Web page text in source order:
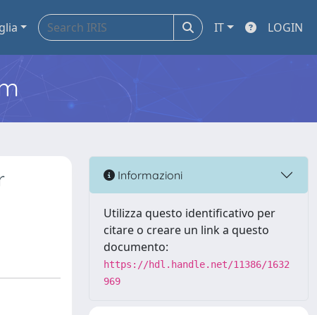
IT LOGIN
Informazioni
Utilizza questo identificativo per
citare o creare un link a questo
documento:
https://hdl.handle.net/11386/1632
969